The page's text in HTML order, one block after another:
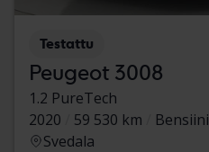
Testattu
Peugeot 3008
1.2 PureTech
2020
59 530 km
Bensiini
Svedala